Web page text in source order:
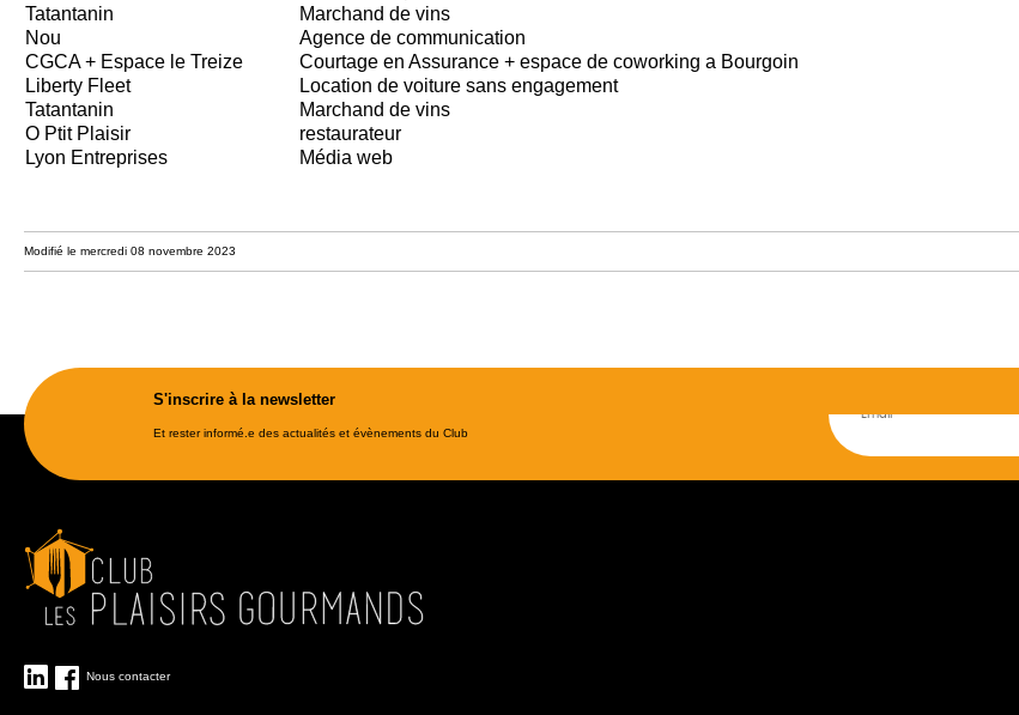
Tatantanin
Marchand de vins
Nou
Agence de communication
CGCA + Espace le Treize
Courtage en Assurance + espace de coworking a Bourgoin
Liberty Fleet
Location de voiture sans engagement
Tatantanin
Marchand de vins
O Ptit Plaisir
restaurateur
Lyon Entreprises
Média web
Modifié le mercredi 08 novembre 2023
S'inscrire à la newsletter
Et rester informé.e des actualités et évènements du Club
Nous contacter